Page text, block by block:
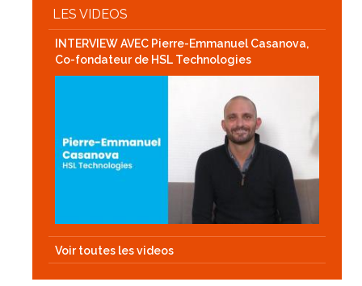
LES VIDEOS
INTERVIEW AVEC Pierre-Emmanuel Casanova,
Co-fondateur de HSL Technologies
Voir toutes les videos